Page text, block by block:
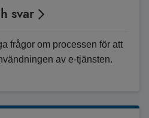
svar
frågor om processen för att
av e-tjänsten.